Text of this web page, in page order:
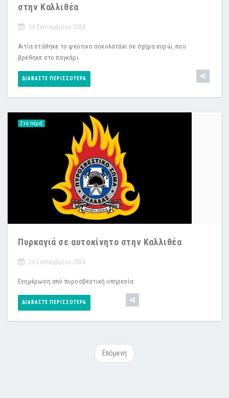
στην Καλλιθέα
29 Σεπτεμβρίου 2024
Αιτία στάθηκε το ψεύτικο σοκολατάκι σε σχήμα ευρώ, που
βρέθηκε στο παγκάρι.
ΔΙΑΒΆΣΤΕ ΠΕΡΙΣΣΌΤΕΡΑ
Στα πέριξ
Πυρκαγιά σε αυτοκίνητο στην Καλλιθέα
24 Σεπτεμβρίου 2024
Ενημέρωση από πυροσβεστική υπηρεσία
ΔΙΑΒΆΣΤΕ ΠΕΡΙΣΣΌΤΕΡΑ
Επόμενη